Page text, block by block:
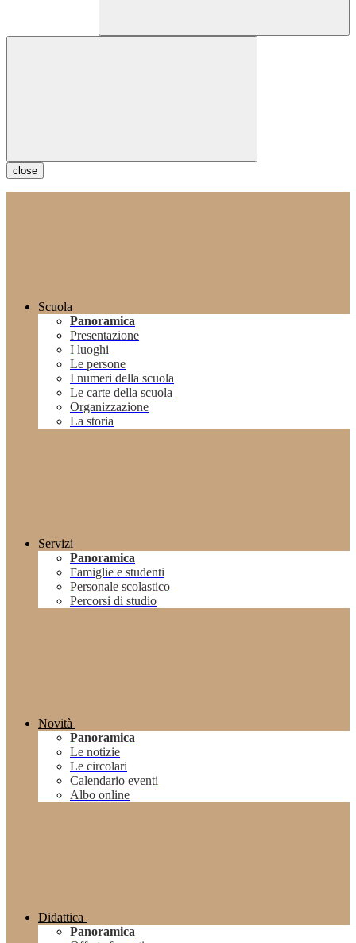
close
Scuola
Panoramica
Presentazione
I luoghi
Le persone
I numeri della scuola
Le carte della scuola
Organizzazione
La storia
Servizi
Panoramica
Famiglie e studenti
Personale scolastico
Percorsi di studio
Novità
Panoramica
Le notizie
Le circolari
Calendario eventi
Albo online
Didattica
Panoramica